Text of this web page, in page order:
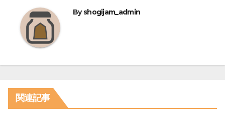
ゲ
ー
シ
ン
Byshogijam_admin
関連記事